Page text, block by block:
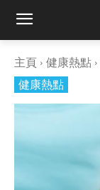
主頁 健康熱點
健康熱點